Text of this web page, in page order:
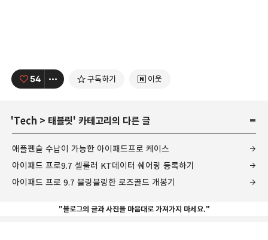
54 구독하기 이웃
'Tech > 태블릿' 카테고리의 다른 글
애플펜슬 수납이 가능한 아이패드프로 케이스
아이패드 프로9.7 셀룰러 KT데이터 쉐어링 등록하기
아이패드 프로 9.7 블링블링한 로즈골드 개봉기
"블로그의 글과 사진을 마음대로 가져가지 마세요."